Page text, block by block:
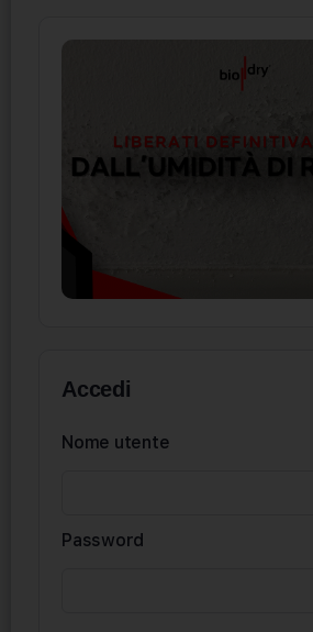
Accedi
Nome utente
Password